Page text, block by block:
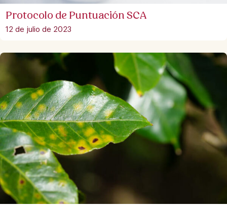
Protocolo de Puntuación SCA
12 de julio de 2023